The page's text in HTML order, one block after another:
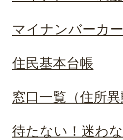
マイナンバーカ
住民基本台帳
窓口一覧（住所
待たない！迷わ